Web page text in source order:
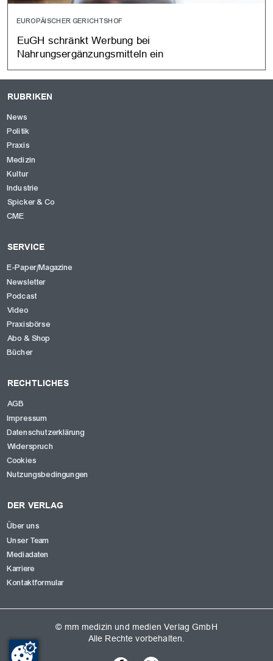
EUROPÄISCHER GERICHTSHOF
EuGH schränkt Werbung bei
Nahrungsergänzungsmitteln ein
RUBRIKEN
News
Politik
Praxis
Medizin
Kultur
Industrie
Spicker & Co
CME
SERVICE
E-Paper/Magazine
Newsletter
Podcast
Video
Praxisbörse
Abo & Shop
Bücher
RECHTLICHES
AGB
Impressum
Datenschutzerklärung
Widerspruch
Cookies
Nutzungsbedingungen
DER VERLAG
Über uns
Unser Team
Mediadaten
Karriere
Kontaktformular
© mm medizin und medien Verlag GmbH
Alle Rechte vorbehalten.